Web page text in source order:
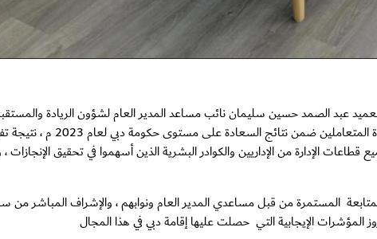
عبد الصمد حسين سليمان نائب مساعد المدير العام لشؤون الريادة
استعراض الجهود والمبادرات التي توجت بحصول إقامة دبي
الإدارة من الإداريين والكوادر البشرية الذين أسهموا في تحقيق الإنجازات
المستمرة من قبل مساعدي المدير العام ونوابهم ، والإشراف المباشر من
الإيجابية التي حصلت عليها إقامة دبي في هذا المجال